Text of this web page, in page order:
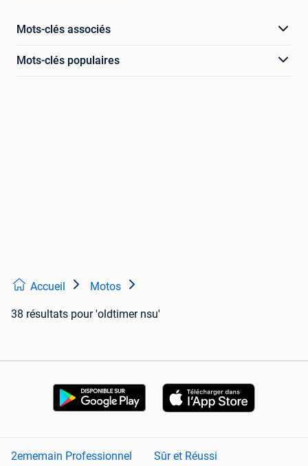
Mots-clés associés
Mots-clés populaires
Accueil Motos
38 résultats pour 'oldtimer nsu'
2ememain Professionnel Sûr et Réussi